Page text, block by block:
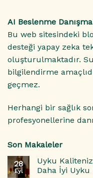
AI Beslenme
Bu web sitesindeki
desteği yapay zeka
oluşturulmaktadır.
bilgilendirme
geçmez.
Herhangi bir sağlık
profesyonellerine
Son Makaleler
28
Eyl
Uyku
Daha İyi